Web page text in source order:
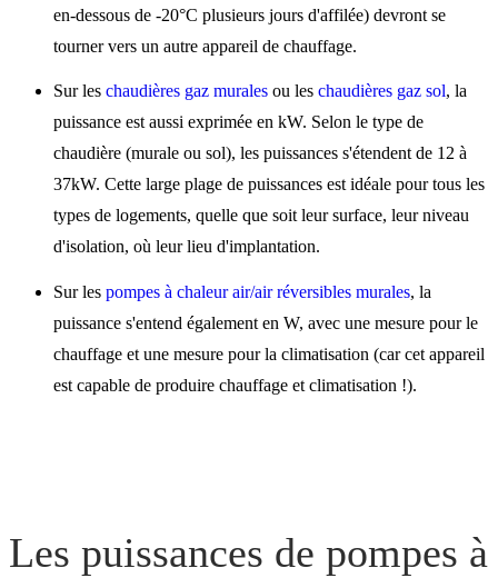
en-dessous de -20°C plusieurs jours d'affilée) devront se
tourner vers un autre appareil de chauffage.
Sur les chaudières gaz murales ou les chaudières gaz sol, la
puissance est aussi exprimée en kW. Selon le type de
chaudière (murale ou sol), les puissances s'étendent de 12 à
37kW. Cette large plage de puissances est idéale pour tous les
types de logements, quelle que soit leur surface, leur niveau
d'isolation, où leur lieu d'implantation.
Sur les pompes à chaleur air/air réversibles murales, la
puissance s'entend également en W, avec une mesure pour le
chauffage et une mesure pour la climatisation (car cet appareil
est capable de produire chauffage et climatisation !).
Les puissances de pompes à